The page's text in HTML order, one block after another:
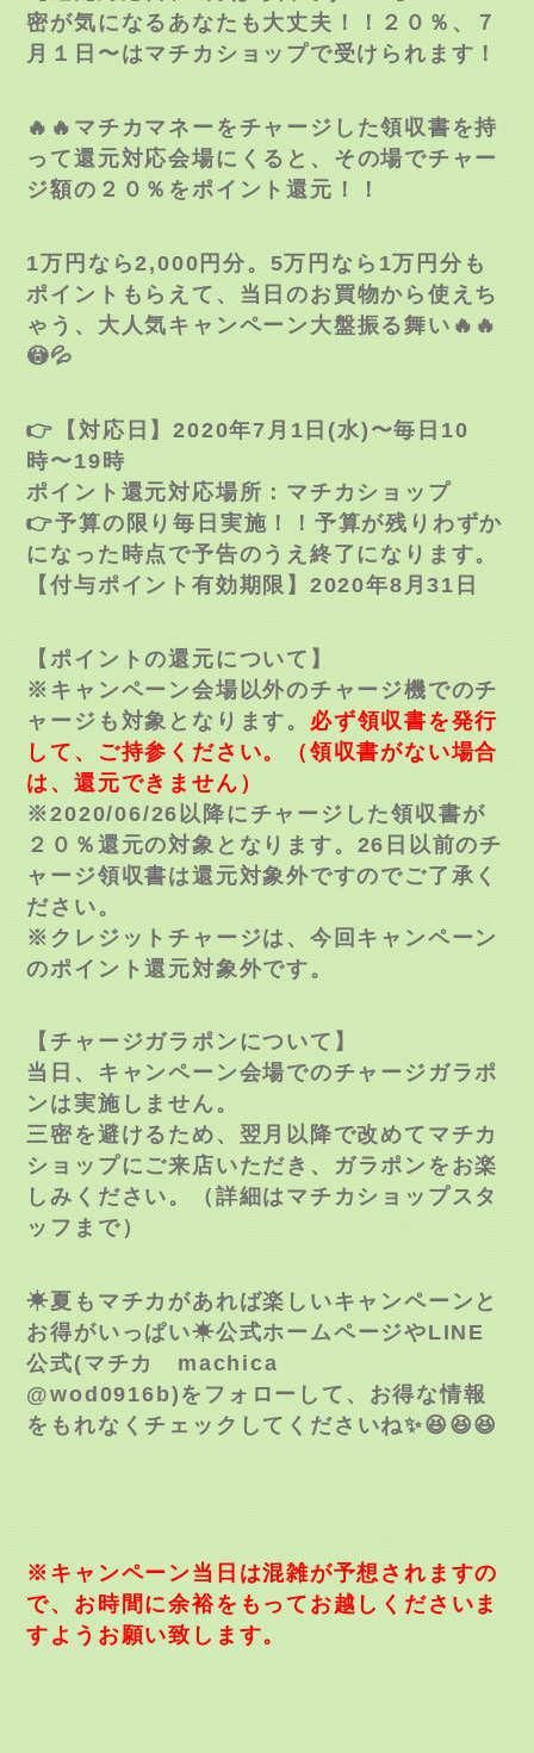
密が気になるあなたも大丈夫！！２０％、７
月１日〜はマチカショップで受けられます！
🔥🔥マチカマネーをチャージした領収書を持
って還元対応会場にくると、その場でチャー
ジ額の２０％をポイント還元！！
1万円なら2,000円分。5万円なら1万円分も
ポイントもらえて、当日のお買物から使えち
ゃう、大人気キャンペーン大盤振る舞い🔥🔥
😳💦
👉【対応日】2020年7月1日(水)〜毎日10
時〜19時
ポイント還元対応場所：マチカショップ
👉予算の限り毎日実施！！予算が残りわずか
になった時点で予告のうえ終了になります。
【付与ポイント有効期限】2020年8月31日
【ポイントの還元について】
※キャンペーン会場以外のチャージ機でのチ
ャージも対象となります。必ず領収書を発行
して、ご持参ください。（領収書がない場合
は、還元できません）
※2020/06/26以降にチャージした領収書が
２０％還元の対象となります。26日以前のチ
ャージ領収書は還元対象外ですのでご了承く
ださい。
※クレジットチャージは、今回キャンペーン
のポイント還元対象外です。
【チャージガラポンについて】
当日、キャンペーン会場でのチャージガラポ
ンは実施しません。
三密を避けるため、翌月以降で改めてマチカ
ショップにご来店いただき、ガラポンをお楽
しみください。（詳細はマチカショップスタ
ッフまで）
☀夏もマチカがあれば楽しいキャンペーンと
お得がいっぱい☀公式ホームページやLINE
公式(マチカ machica
@wod0916b)をフォローして、お得な情報
をもれなくチェックしてくださいね✨😆😆😆
※キャンペーン当日は混雑が予想されますの
で、お時間に余裕をもってお越しくださいま
すようお願い致します。